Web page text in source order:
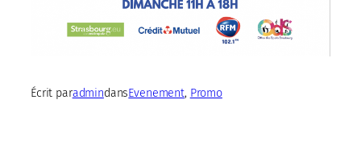
Écrit paradmindansEvenement, Promo